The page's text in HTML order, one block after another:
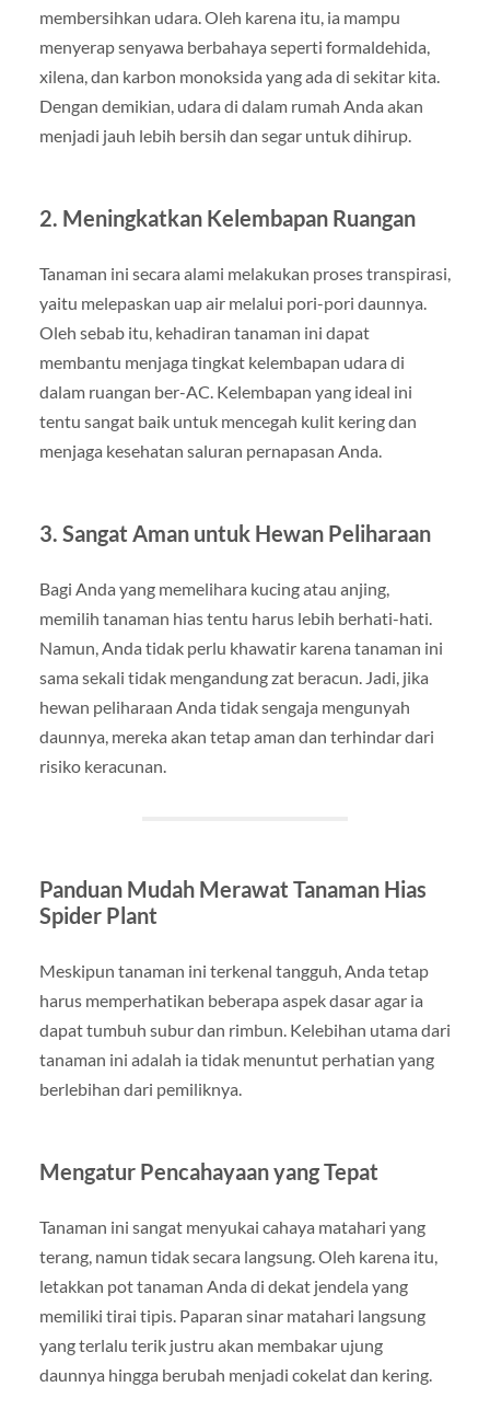
membersihkan udara. Oleh karena itu, ia mampu
menyerap senyawa berbahaya seperti formaldehida,
xilena, dan karbon monoksida yang ada di sekitar kita.
Dengan demikian, udara di dalam rumah Anda akan
menjadi jauh lebih bersih dan segar untuk dihirup.
2. Meningkatkan Kelembapan Ruangan
Tanaman ini secara alami melakukan proses transpirasi,
yaitu melepaskan uap air melalui pori-pori daunnya.
Oleh sebab itu, kehadiran tanaman ini dapat
membantu menjaga tingkat kelembapan udara di
dalam ruangan ber-AC. Kelembapan yang ideal ini
tentu sangat baik untuk mencegah kulit kering dan
menjaga kesehatan saluran pernapasan Anda.
3. Sangat Aman untuk Hewan Peliharaan
Bagi Anda yang memelihara kucing atau anjing,
memilih tanaman hias tentu harus lebih berhati-hati.
Namun, Anda tidak perlu khawatir karena tanaman ini
sama sekali tidak mengandung zat beracun. Jadi, jika
hewan peliharaan Anda tidak sengaja mengunyah
daunnya, mereka akan tetap aman dan terhindar dari
risiko keracunan.
Panduan Mudah Merawat Tanaman Hias
Spider Plant
Meskipun tanaman ini terkenal tangguh, Anda tetap
harus memperhatikan beberapa aspek dasar agar ia
dapat tumbuh subur dan rimbun. Kelebihan utama dari
tanaman ini adalah ia tidak menuntut perhatian yang
berlebihan dari pemiliknya.
Mengatur Pencahayaan yang Tepat
Tanaman ini sangat menyukai cahaya matahari yang
terang, namun tidak secara langsung. Oleh karena itu,
letakkan pot tanaman Anda di dekat jendela yang
memiliki tirai tipis. Paparan sinar matahari langsung
yang terlalu terik justru akan membakar ujung
daunnya hingga berubah menjadi cokelat dan kering.